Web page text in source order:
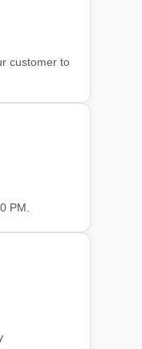
customer to
PM.